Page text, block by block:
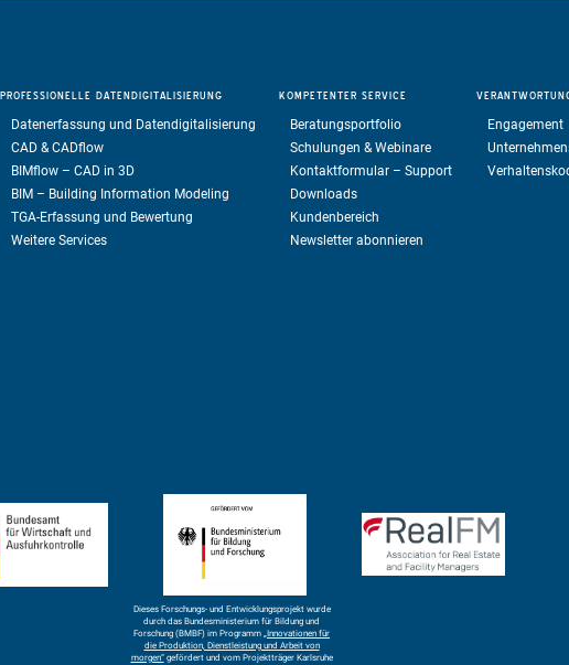
PROFESSIONELLE DATENDIGITALISIERUNG
Datenerfassung und Datendigitalisierung
CAD & CADflow
BIMflow – CAD in 3D
BIM – Building Information Modeling
TGA-Erfassung und Bewertung
Weitere Services
KOMPETENTERSERVICE
Beratungsportfolio
Schulungen & Webinare
Kontaktformular – Support
Downloads
Kundenbereich
Newsletter abonnieren
Engagement
Dieses Forschungs- und Entwicklungsprojekt wurde
durch das Bundesministerium für Bildung und
Forschung (BMBF) im Programm „Innovationen für
die Produktion, Dienstleistung und Arbeit von
morgen“gefördert und vom Projektträger Karlsruhe